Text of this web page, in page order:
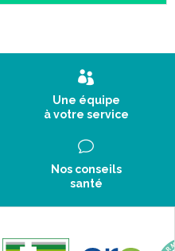
Une équipe
à votre service
Nos conseils
santé